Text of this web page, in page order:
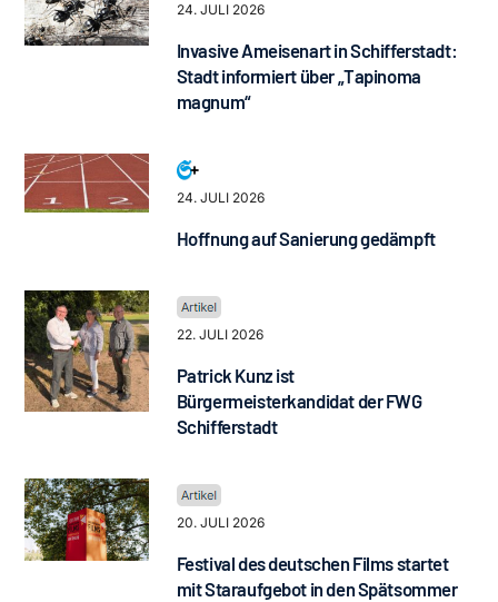
24. JULI 2026
Invasive Ameisenart in Schifferstadt:
Stadt informiert über „Tapinoma
magnum“
24. JULI 2026
Hoffnung auf Sanierung gedämpft
22. JULI 2026
Patrick Kunz ist
Bürgermeisterkandidat der FWG
Schifferstadt
20. JULI 2026
Festival des deutschen Films startet
mit Staraufgebot in den Spätsommer